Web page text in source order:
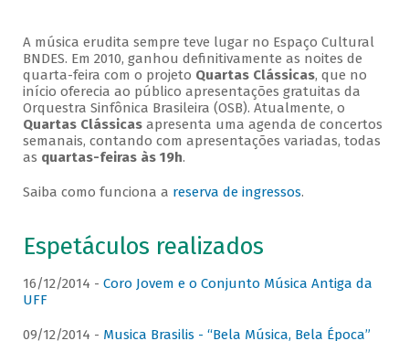
A música erudita sempre teve lugar no Espaço Cultural
BNDES. Em 2010, ganhou definitivamente as noites de
quarta-feira com o projeto Quartas Clássicas, que no
início oferecia ao público apresentações gratuitas da
Orquestra Sinfônica Brasileira (OSB). Atualmente, o
Quartas Clássicasapresenta uma agenda de concertos
semanais, contando com apresentações variadas, todas
as quartas-feiras às 19h.
Saiba como funciona a reserva de ingressos.
Espetáculos realizados
16/12/2014 - Coro Jovem e o Conjunto Música Antiga da
UFF
09/12/2014 - Musica Brasilis - “Bela Música, Bela Época”